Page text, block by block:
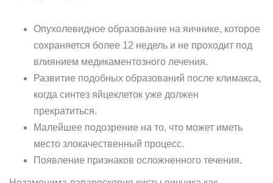
Опухолевидное образование на яичнике, которое
сохраняется более 12 недель и не проходит под
влиянием медикаментозного лечения.
Развитие подобных образований после климакса,
когда синтез яйцеклеток уже должен
прекратиться.
Малейшее подозрение на то, что может иметь
место злокачественный процесс.
Появление признаков осложненного течения.